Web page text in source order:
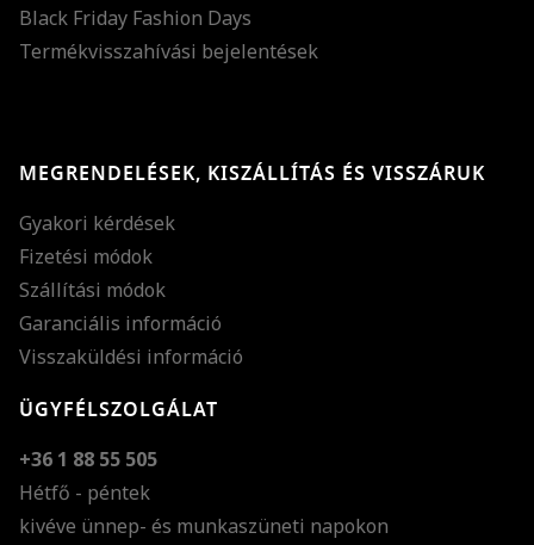
Black Friday Fashion Days
Termékvisszahívási bejelentések
MEGRENDELÉSEK, KISZÁLLÍTÁS ÉS VISSZÁRUK
Gyakori kérdések
Fizetési módok
Szállítási módok
Garanciális információ
Visszaküldési információ
ÜGYFÉLSZOLGÁLAT
+36 1 88 55 505
Hétfő - péntek
kivéve ünnep- és munkaszüneti napokon